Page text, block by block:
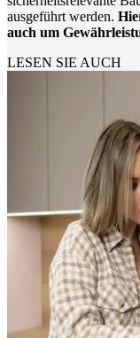
ausgeführt werden.
auch um
LESEN SIE AUCH